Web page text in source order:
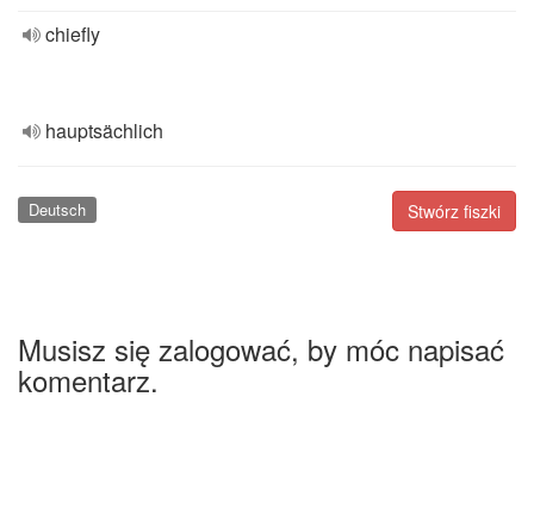
chiefly
hauptsächlich
Stwórz fiszki
Deutsch
Musisz się zalogować, by móc napisać
komentarz.